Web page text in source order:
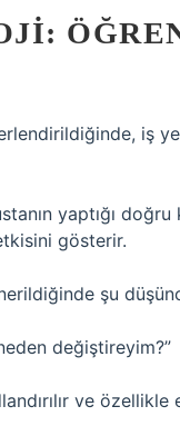
iş
yaptığı
gösterir.
şu
değiştireyim?”
ve